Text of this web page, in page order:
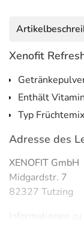
Xenofit
Enthält
Typ Früchtemix
Adresse des
XENOFIT GmbH
Midgardstr. 7
82327 Tutzing
Informationen